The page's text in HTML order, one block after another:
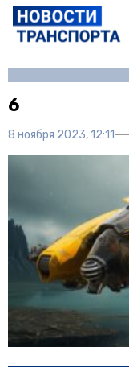
6
8 ноября 2023, 12:11